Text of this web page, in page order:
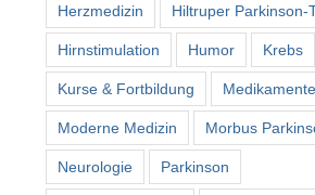
Herzmedizin Hiltruper Parkinson-
Hirnstimulation Humor Krebs
Kurse & Fortbildung Medikamente
Moderne Medizin Morbus
Neurologie Parkinson